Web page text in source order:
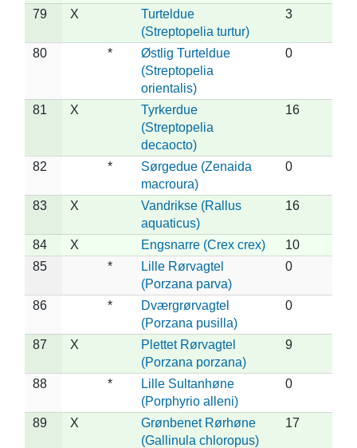
79 X
Turteldue
(Streptopelia turtur)
3
80 *
Østlig Turteldue
(Streptopelia
orientalis)
0
81 X
Tyrkerdue
(Streptopelia
decaocto)
16
82 *
Sørgedue (Zenaida
macroura)
0
83 X
Vandrikse (Rallus
aquaticus)
16
84 X Engsnarre (Crex crex)
10
85
*
Lille Rørvagtel
(Porzana parva)
0
86 *
Dværgrørvagtel
(Porzana pusilla)
0
87 X
Plettet Rørvagtel
(Porzana porzana)
9
88 *
Lille Sultanhøne
(Porphyrio alleni)
0
89 X
Grønbenet Rørhøne
(Gallinula chloropus)
17